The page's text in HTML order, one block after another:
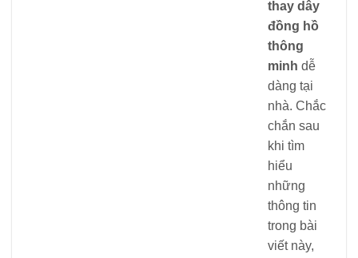
thay dây
đồng hồ
thông
minh dễ
dàng tại
nhà. Chắc
chắn sau
khi tìm
hiểu
những
thông tin
trong bài
viết này,